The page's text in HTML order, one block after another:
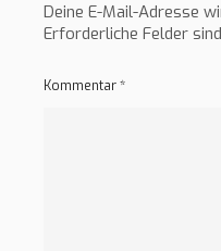
Deine E-Mail-Adresse
Erforderliche Felder
Kommentar*